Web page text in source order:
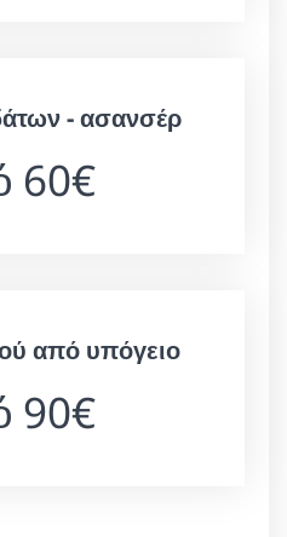
- ασανσέρ
60€
από υπόγειο
90€